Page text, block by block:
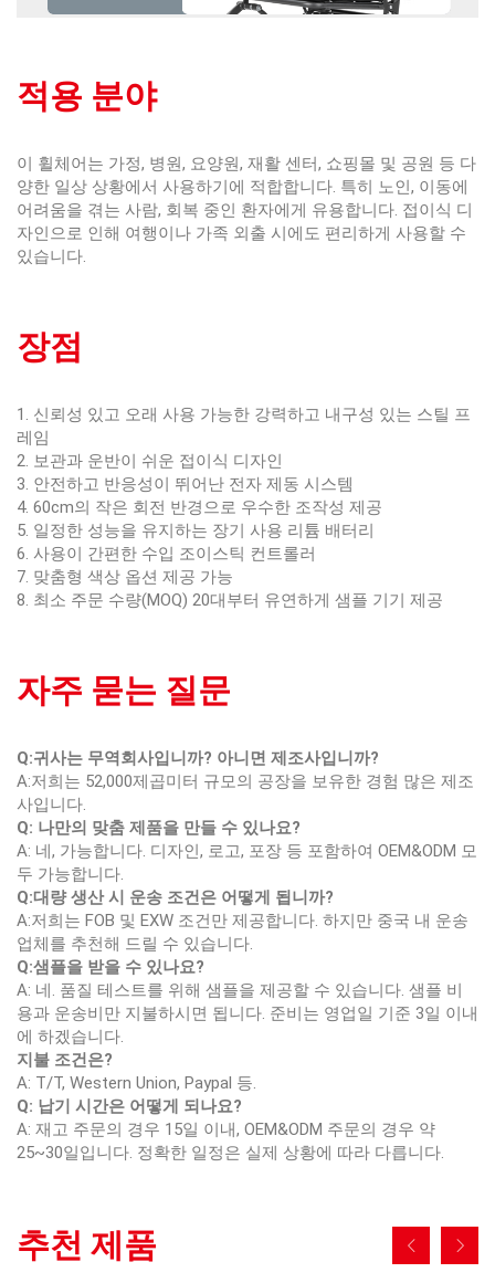
적용 분야
이 휠체어는 가정, 병원, 요양원, 재활 센터, 쇼핑몰 및 공원 등 다
양한 일상 상황에서 사용하기에 적합합니다. 특히 노인, 이동에
어려움을 겪는 사람, 회복 중인 환자에게 유용합니다. 접이식 디
자인으로 인해 여행이나 가족 외출 시에도 편리하게 사용할 수
있습니다.
장점
1. 신뢰성 있고 오래 사용 가능한 강력하고 내구성 있는 스틸 프
레임
2. 보관과 운반이 쉬운 접이식 디자인
3. 안전하고 반응성이 뛰어난 전자 제동 시스템
4. 60cm의 작은 회전 반경으로 우수한 조작성 제공
5. 일정한 성능을 유지하는 장기 사용 리튬 배터리
6. 사용이 간편한 수입 조이스틱 컨트롤러
7. 맞춤형 색상 옵션 제공 가능
8. 최소 주문 수량(MOQ) 20대부터 유연하게 샘플 기기 제공
자주 묻는 질문
Q:귀사는 무역회사입니까? 아니면 제조사입니까?
A:저희는 52,000제곱미터 규모의 공장을 보유한 경험 많은 제조
사입니다.
Q: 나만의 맞춤 제품을 만들 수 있나요?
A: 네, 가능합니다. 디자인, 로고, 포장 등 포함하여 OEM&ODM 모
두 가능합니다.
Q:대량 생산 시 운송 조건은 어떻게 됩니까?
A:저희는 FOB 및 EXW 조건만 제공합니다. 하지만 중국 내 운송
업체를 추천해 드릴 수 있습니다.
Q:샘플을 받을 수 있나요?
A: 네. 품질 테스트를 위해 샘플을 제공할 수 있습니다. 샘플 비
용과 운송비만 지불하시면 됩니다. 준비는 영업일 기준 3일 이내
에 하겠습니다.
지불 조건은?
A: T/T, Western Union, Paypal 등.
Q: 납기 시간은 어떻게 되나요?
A: 재고 주문의 경우 15일 이내, OEM&ODM 주문의 경우 약
25~30일입니다. 정확한 일정은 실제 상황에 따라 다릅니다.
추천 제품